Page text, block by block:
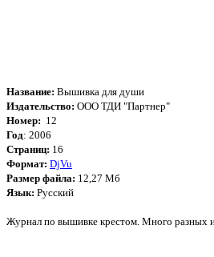
Название: Вышивка для души
Издательство: ООО ТДИ "Партнер"
Номер: 12
Год: 2006
Страниц: 16
Формат: DjVu
Размер файла: 12,27 Мб
Язык: Русский
Журнал по вышивке крестом. Много разных